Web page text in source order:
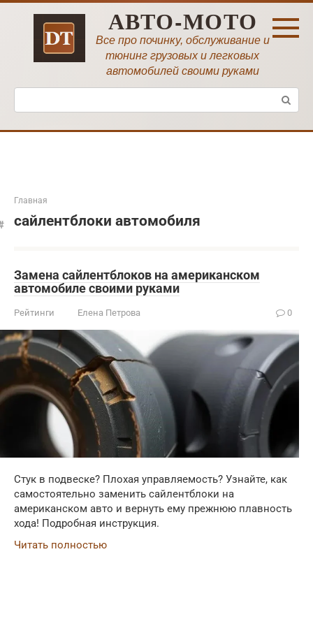
Перейти
АВТО-МОТО
Все про починку, обслуживание и
тюнинг грузовых и легковых
автомобилей своими руками
Поиск:
Главная
сайлентблоки автомобиля
Замена сайлентблоков на американском
автомобиле своими руками
Рейтинги Елена Петрова 0
Стук в подвеске? Плохая управляемость? Узнайте, как
самостоятельно заменить сайлентблоки на
американском авто и вернуть ему прежнюю плавность
хода! Подробная инструкция.
Читать полностью